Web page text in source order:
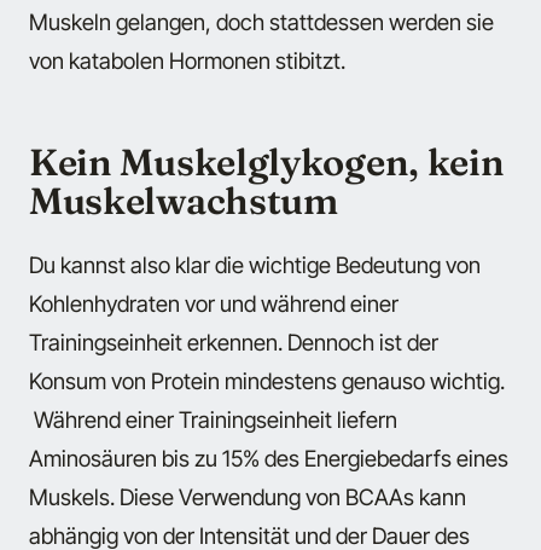
Muskeln gelangen, doch stattdessen werden sie
von katabolen Hormonen stibitzt.
Kein Muskelglykogen, kein
Muskelwachstum
Du kannst also klar die wichtige Bedeutung von
Kohlenhydraten vor und während einer
Trainingseinheit erkennen. Dennoch ist der
Konsum von Protein mindestens genauso wichtig.
Während einer Trainingseinheit liefern
Aminosäuren bis zu 15% des Energiebedarfs eines
Muskels. Diese Verwendung von BCAAs kann
abhängig von der Intensität und der Dauer des